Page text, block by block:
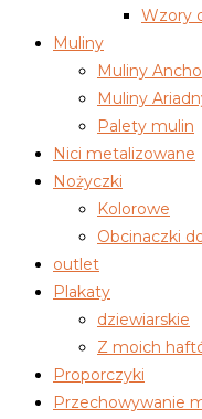
Wzory
Muliny
Muliny
Muliny
Palety mulin
Nici metalizowane
Nożyczki
Kolorowe
Obcinaczki
outlet
Plakaty
dziewiarskie
Z moich
Proporczyki
Przechowywanie